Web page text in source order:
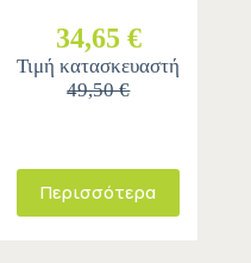
34,65 €
Τιμή κατασκευαστή
49,50 €
Περισσότερα